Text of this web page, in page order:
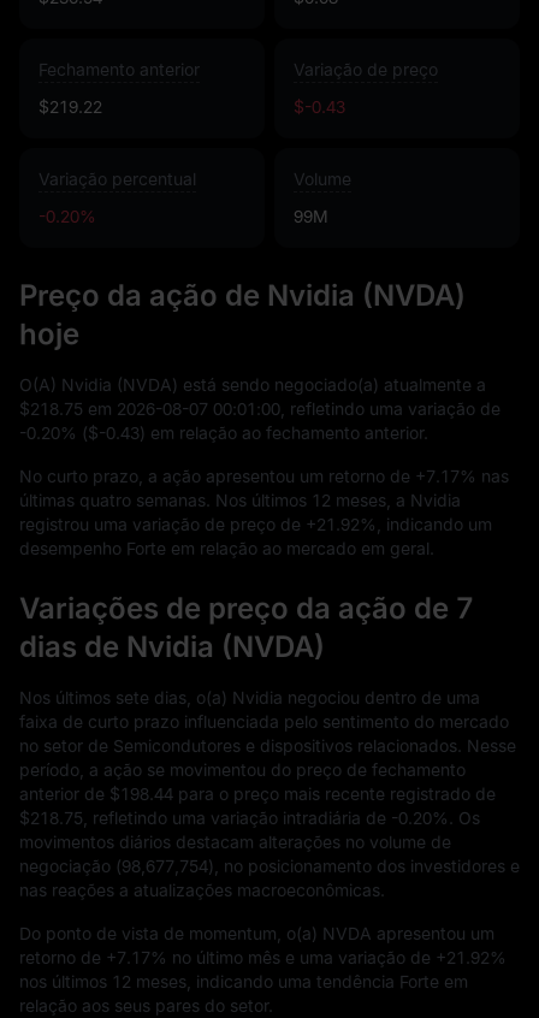
Fechamento anterior
$219.22
Variação de preço
$-0.43
Variação percentual
-0.20%
Volume
99M
Preço da ação de Nvidia (NVDA)
hoje
O(A) Nvidia (NVDA) está sendo negociado(a) atualmente a
$218.75 em 2026-08-07 00:01 :00 , refletindo uma variação de
-0.20% ($-0.43) em relação ao fechamento anterior.
No curto prazo, a ação apresentou um retorno de +7.17% nas
últimas quatro semanas. Nos últimos 12 meses, a Nvidia
registrou uma variação de preço de +21.92%
, indicando um
desempenho Forte em relação ao mercado em geral.
Variações de preço da ação de 7
dias de Nvidia (NVDA)
Nos últimos sete dias, o(a) Nvidia negociou dentro de uma
faixa de curto prazo influenciada pelo sentimento do mercado
no setor de Semicondutores e dispositivos relacionados. Nesse
período, a ação se movimentou do preço de fechamento
anterior de $198.44 para o preço mais recente registrado de
$218.75 , refletindo uma variação intradiária de -0.20%
. Os
movimentos diários destacam alterações no volume de
negociação (98,677,754), no posicionamento dos investidores e
nas reações a atualizações macroeconômicas.
Do ponto de vista de momentum, o(a) NVDA apresentou um
retorno de +7.17% no último mês e uma variação de +21.92%
nos últimos 12 meses, indicando uma tendência Forte em
relação aos seus pares do setor.